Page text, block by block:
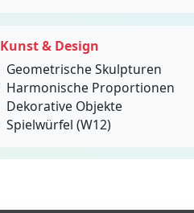
Kunst & Design
Geometrische Skulpturen
Harmonische Proportionen
Dekorative Objekte
Spielwürfel (W12)